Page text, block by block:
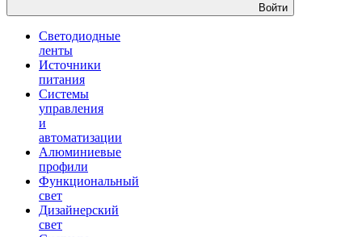
Войти
Светодиодные
ленты
Источники
питания
Системы
управления
и
автоматизации
Алюминиевые
профили
Функциональный
свет
Дизайнерский
свет